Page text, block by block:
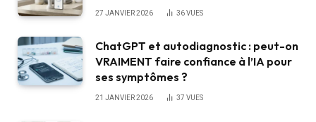
27 JANVIER 2026 36VUES
ChatGPT et autodiagnostic : peut-on
VRAIMENT faire confiance à l’IA pour
ses symptômes ?
21 JANVIER 2026 37 VUES